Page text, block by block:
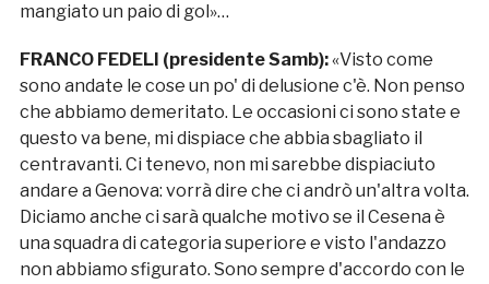
mangiato un paio di gol»…
FRANCO FEDELI (presidente Samb):«Visto come
sono andate le cose un po' di delusione c'è. Non penso
che abbiamo demeritato. Le occasioni ci sono state e
questo va bene, mi dispiace che abbia sbagliato il
centravanti. Ci tenevo, non mi sarebbe dispiaciuto
andare a Genova: vorrà dire che ci andrò un'altra volta.
Diciamo anche ci sarà qualche motivo se il Cesena è
una squadra di categoria superiore e visto l'andazzo
non abbiamo sfigurato. Sono sempre d'accordo con le